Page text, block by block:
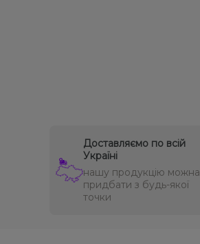
Доставляємо по всій
Україні
нашу продукцію можна
придбати з будь-якої
точки